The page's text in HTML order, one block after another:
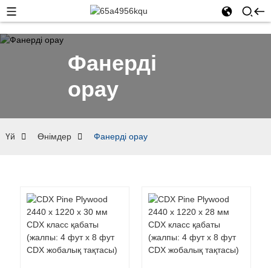
Фанерді
орау
Үй Өнімдер Фанерді орау